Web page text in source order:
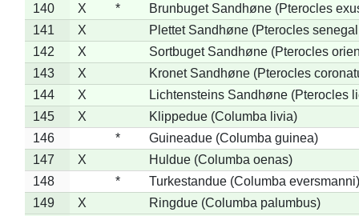
140
X *
Brunbuget Sandhøne (Pterocles
141
X
Plettet Sandhøne (Pterocles
142
X
Sortbuget Sandhøne (Pterocles
143
X
Kronet Sandhøne (Pterocles
144
X
Lichtensteins Sandhøne (Pterocles
145
X
Klippedue (Columba livia)
146
*
Guineadue (Columba guinea)
147
X
Huldue (Columba oenas)
148
*
Turkestandue (Columba eversmanni)
149
X
Ringdue (Columba palumbus)